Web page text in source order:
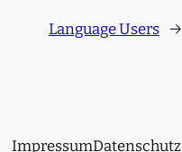
Language Users →
ImpressumDatenschutz